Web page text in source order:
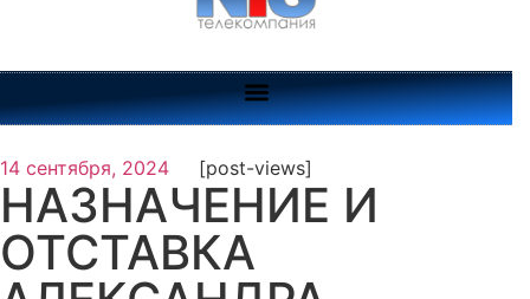
14 сентября, 2024 [post-views]
НАЗНАЧЕНИЕ И
ОТСТАВКА